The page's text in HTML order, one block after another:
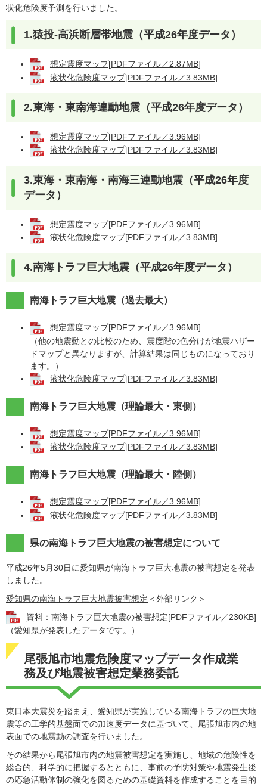
状化危険度予測を行いました。
1.猿投-高浜断層帯地震（平成26年度データ）
想定震度マップ[PDFファイル／2.87MB]
液状化危険度マップ[PDFファイル／3.83MB]
2.東海・東南海連動地震（平成26年度データ）
想定震度マップ[PDFファイル／3.96MB]
液状化危険度マップ[PDFファイル／3.83MB]
3.東海・東南海・南海三連動地震（平成26年度
データ）
想定震度マップ[PDFファイル／3.96MB]
液状化危険度マップ[PDFファイル／3.83MB]
4.南海トラフ巨大地震（平成26年度データ）
南海トラフ巨大地震（過去最大）
想定震度マップ[PDFファイル／3.96MB]
（他の地震動との比較のため、震度階の色分けが地震ハザー
ドマップと異なりますが、計算結果は同じものになっており
ます。）
液状化危険度マップ[PDFファイル／3.83MB]
南海トラフ巨大地震（理論最大・東側）
想定震度マップ[PDFファイル／3.96MB]
液状化危険度マップ[PDFファイル／3.83MB]
南海トラフ巨大地震（理論最大・陸側）
想定震度マップ[PDFファイル／3.96MB]
液状化危険度マップ[PDFファイル／3.83MB]
県の南海トラフ巨大地震の被害想定について
平成26年5月30日に愛知県が南海トラフ巨大地震の被害想定を発表
しました。
愛知県の南海トラフ巨大地震被害想定 ＜外部リンク＞
資料：南海トラフ巨大地震の被害想定[PDFファイル／230KB]
（愛知県が発表したデータです。）
尾張旭市地震危険度マップデータ作成業
務及び地震被害想定業務委託
東日本大震災を踏まえ、愛知県が実施している南海トラフの巨大地
震等の工学的基盤面での加速度データに基づいて、尾張旭市内の地
表面での地震動の調査を行いました。
その結果から尾張旭市内の地震被害想定を実施し、地域の危険性を
総合的、科学的に把握するとともに、事前の予防対策や地震発生後
の応急活動体制の強化を図るための基礎資料を作成することを目的